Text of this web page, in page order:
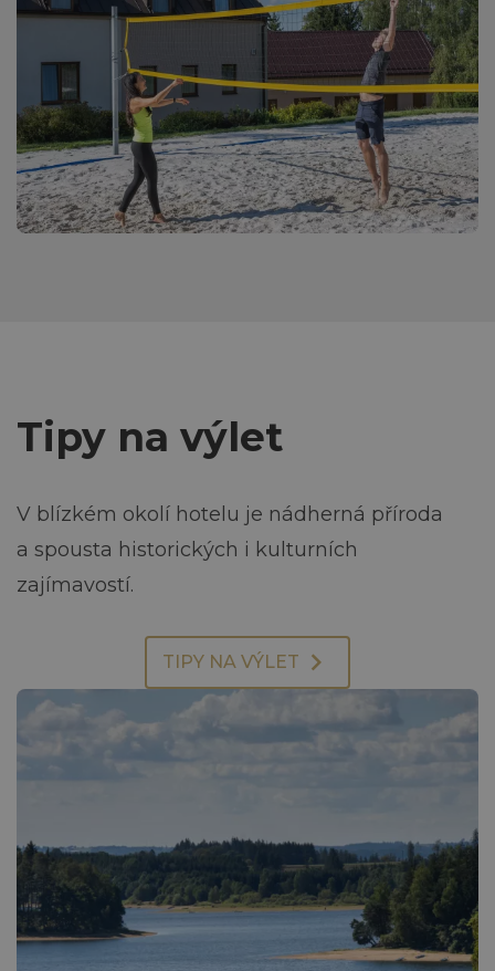
Tipy na výlet
V blízkém okolí hotelu je nádherná příroda
a spousta historických i kulturních
zajímavostí.
TIPY NA VÝLET